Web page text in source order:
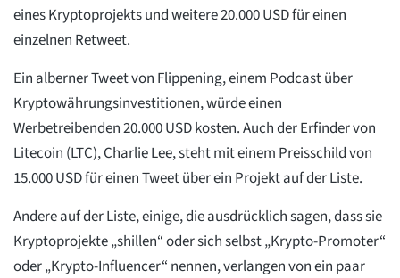
eines Kryptoprojekts und weitere 20.000 USD für einen
einzelnen Retweet.
Ein alberner Tweet von Flippening, einem Podcast über
Kryptowährungsinvestitionen, würde einen
Werbetreibenden 20.000 USD kosten. Auch der Erfinder von
Litecoin (LTC), Charlie Lee, steht mit einem Preisschild von
15.000 USD für einen Tweet über ein Projekt auf der Liste.
Andere auf der Liste, einige, die ausdrücklich sagen, dass sie
Kryptoprojekte „shillen“ oder sich selbst „Krypto-Promoter“
oder „Krypto-Influencer“ nennen, verlangen von ein paar